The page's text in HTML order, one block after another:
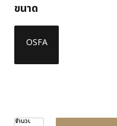
ขนาด
OSFA
จำนวน